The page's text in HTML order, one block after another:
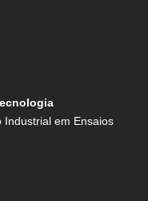
Industrial em Ensaios